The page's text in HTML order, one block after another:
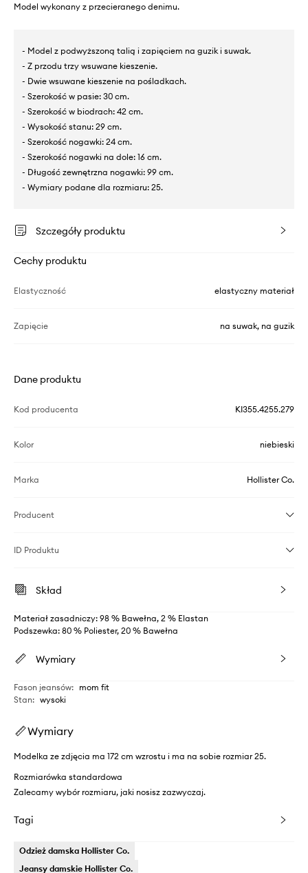
Model wykonany z przecieranego denimu.
- Model z podwyższoną talią i zapięciem na guzik i suwak.
- Z przodu trzy wsuwane kieszenie.
- Dwie wsuwane kieszenie na pośladkach.
- Szerokość w pasie: 30 cm.
- Szerokość w biodrach: 42 cm.
- Wysokość stanu: 29 cm.
- Szerokość nogawki: 24 cm.
- Szerokość nogawki na dole: 16 cm.
- Długość zewnętrzna nogawki: 99 cm.
- Wymiary podane dla rozmiaru: 25.
Szczegóły produktu
Cechy produktu
Elastyczność elastyczny materiał
Zapięcie na suwak, na guzik
Dane produktu
Kod producenta KI355.4255.279
Kolor niebieski
Marka Hollister Co.
Producent
ID Produktu
Skład
Materiał zasadniczy: 98 % Bawełna, 2 % Elastan
Podszewka: 80 % Poliester, 20 % Bawełna
Wymiary
Fason jeansów: mom fit
Stan: wysoki
Wymiary
Modelka ze zdjęcia ma 172 cm wzrostu i ma na sobie rozmiar 25.
Rozmiarówka standardowa
Zalecamy wybór rozmiaru, jaki nosisz zazwyczaj.
Tagi
Odzież damska Hollister Co.
Jeansy damskie Hollister Co.